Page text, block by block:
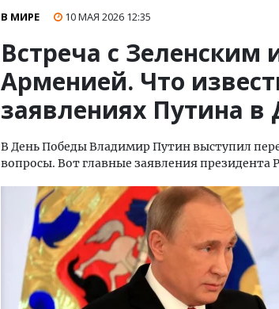
В МИРЕ 10 МАЯ 2026 12:35
Встреча с Зеленским
Арменией. Что
заявлениях Путина
В День Победы Владимир Путин выступил
вопросы. Вот главные заявления президента